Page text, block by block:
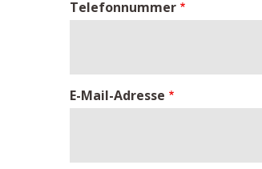
Telefonnummer
E-Mail-Adresse